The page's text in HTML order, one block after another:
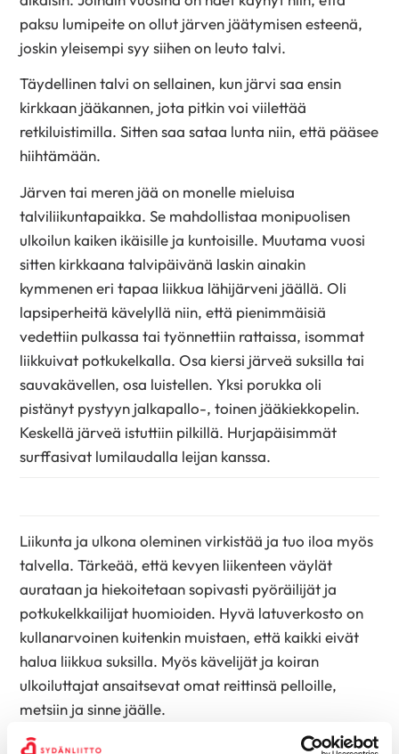
paksu lumipeite on ollut järven jäätymisen esteenä,
joskin yleisempi syy siihen on leuto talvi.
Täydellinen talvi on sellainen, kun järvi saa ensin
kirkkaan jääkannen, jota pitkin voi viilettää
retkiluistimilla. Sitten saa sataa lunta niin, että pääsee
hiihtämään.
Järven tai meren jää on monelle mieluisa
talviliikuntapaikka. Se mahdollistaa monipuolisen
ulkoilun kaiken ikäisille ja kuntoisille. Muutama vuosi
sitten kirkkaana talvipäivänä laskin ainakin
kymmenen eri tapaa liikkua lähijärveni jäällä. Oli
lapsiperheitä kävelyllä niin, että pienimmäisiä
vedettiin pulkassa tai työnnettiin rattaissa, isommat
liikkuivat potkukelkalla. Osa kiersi järveä suksilla tai
sauvakävellen, osa luistellen. Yksi porukka oli
pistänyt pystyyn jalkapallo-, toinen jääkiekkopelin.
Keskellä järveä istuttiin pilkillä. Hurjapäisimmät
surffasivat lumilaudalla leijan kanssa.
Liikunta ja ulkona oleminen virkistää ja tuo iloa myös
talvella. Tärkeää, että kevyen liikenteen väylät
aurataan ja hiekoitetaan sopivasti pyöräilijät ja
potkukelkkailijat huomioiden. Hyvä latuverkosto on
kullanarvoinen kuitenkin muistaen, että kaikki eivät
halua liikkua suksilla. Myös kävelijät ja koiran
ulkoiluttajat ansaitsevat omat reittinsä pelloille,
metsiin ja sinne jäälle.
Lue myös: